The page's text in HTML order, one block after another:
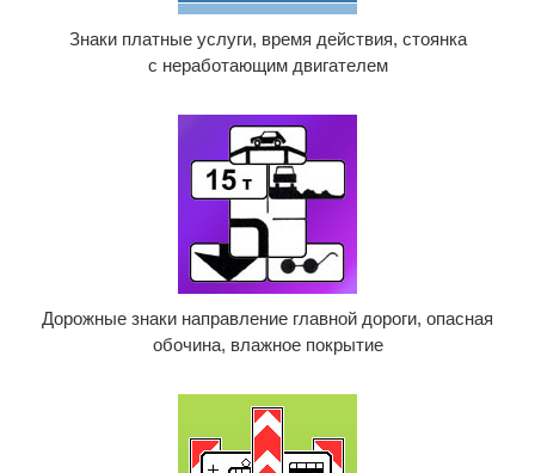
Знаки платные услуги, время действия, стоянка
с неработающим двигателем
Дорожные знаки направление главной дороги, опасная
обочина, влажное покрытие